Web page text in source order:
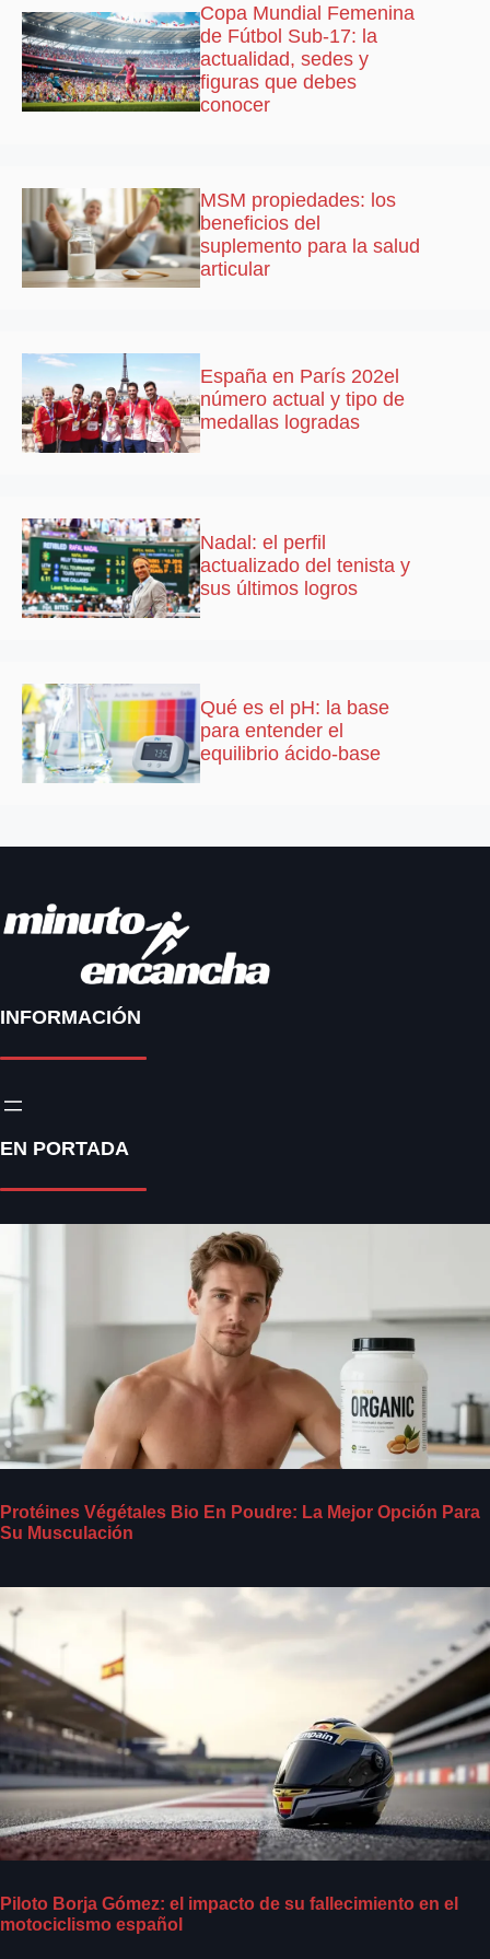
Copa Mundial Femenina
de Fútbol Sub-17: la
actualidad, sedes y
figuras que debes
conocer
MSM propiedades: los
beneficios del
suplemento para la salud
articular
España en París 202el
número actual y tipo de
medallas logradas
Nadal: el perfil
actualizado del tenista y
sus últimos logros
Qué es el pH: la base
para entender el
equilibrio ácido-base
INFORMACIÓN
EN PORTADA
Protéines Végétales Bio En Poudre: La Mejor Opción Para
Su Musculación
Piloto Borja Gómez: el impacto de su fallecimiento en el
motociclismo español